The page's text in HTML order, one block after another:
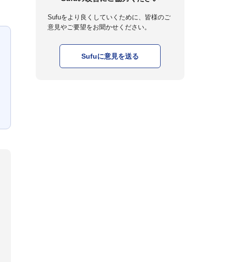
Sufuをより良くしていくために、皆様のご
意見やご要望をお聞かせください。
Sufuに意見を送る